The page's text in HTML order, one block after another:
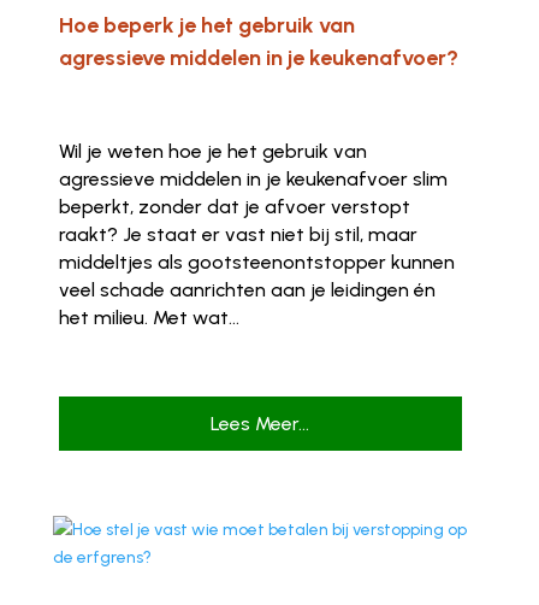
Hoe beperk je het gebruik van
agressieve middelen in je keukenafvoer?
Wil je weten hoe je het gebruik van
agressieve middelen in je keukenafvoer slim
beperkt, zonder dat je afvoer verstopt
raakt? Je staat er vast niet bij stil, maar
middeltjes als gootsteenontstopper kunnen
veel schade aanrichten aan je leidingen én
het milieu. Met wat...
Lees Meer...